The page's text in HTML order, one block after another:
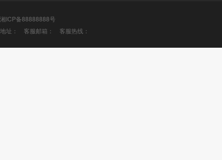
湘ICP备88888888号
地址： 客服邮箱： 客服热线：